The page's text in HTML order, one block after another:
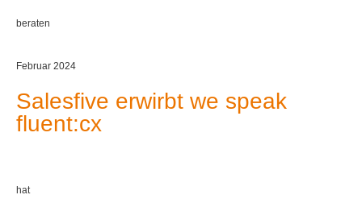
beraten
Februar 2024
Salesfive erwirbt we speak
fluent:cx
hat